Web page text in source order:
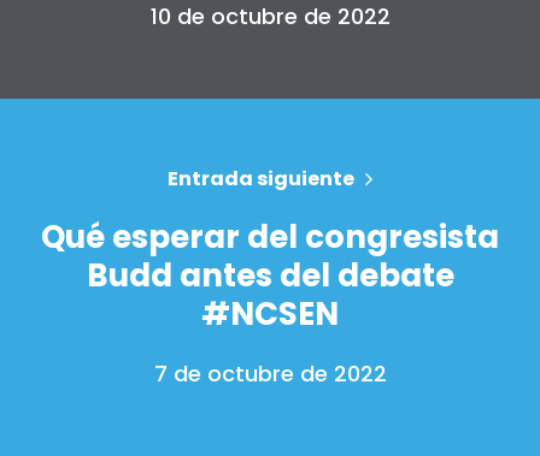
Take Back the Courts
Pulse
Su fiesta
Acción
Vote
10 de octubre de 2022
Entrada siguiente
Qué esperar del congresista
Budd antes del debate
#NCSEN
7 de octubre de 2022